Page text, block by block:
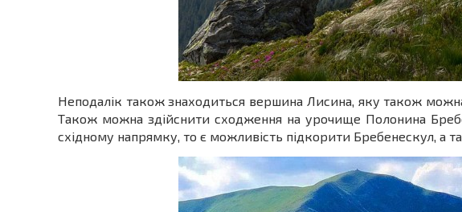
Неподалік також знаходиться вершина Лисина, яку також
Також можна здійснити сходження на урочище Полонина
східному напрямку, то є можливість підкорити Бребенескул, а